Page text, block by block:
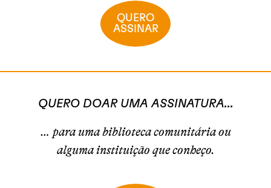
QUERO
ASSINAR
QUERO DOAR UMA ASSINATURA...
… para uma biblioteca comunitária ou
alguma instituição que conheço.